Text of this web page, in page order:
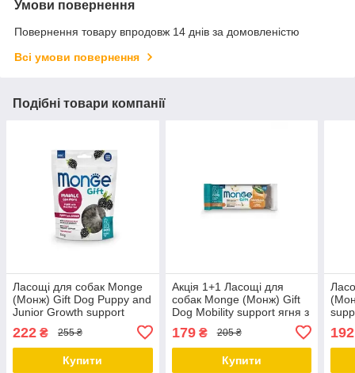
Умови повернення
Повернення товару впродовж 14 днів за домовленістю
Всі умови повернення
Подібні товари компанії
Ласощі для собак Monge
(Монж) Gift Dog Puppy and
Junior Growth support
свинина з ожиною 150 гр
222 ₴ 255 ₴
Купити
Акція 1+1 Ласощі для
собак Monge (Монж) Gift
Dog Mobility support ягня з
179₴ 205 ₴
Купити
192